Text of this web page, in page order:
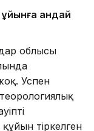
қандай
облысы
Успен
тіркелген